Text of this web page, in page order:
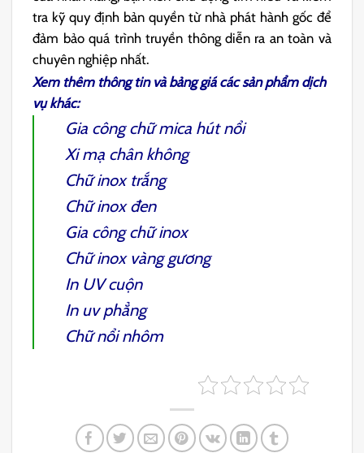
tra kỹ quy định bản quyền từ nhà phát hành gốc để
đảm bảo quá trình truyền thông diễn ra an toàn và
chuyên nghiệp nhất.
Xem thêm thông tin và bảng giá các sản phẩm dịch
vụ khác:
Gia công chữ mica hút nổi
Xi mạ chân không
Chữ inox trắng
Chữ inox đen
Gia công chữ inox
Chữ inox vàng gương
In UV cuộn
In uv phẳng
Chữ nổi nhôm